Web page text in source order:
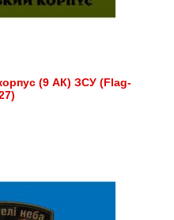
(9 АК) ЗСУ (Flag-